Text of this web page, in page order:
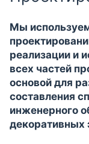
Мы
реализации и
всех частей
основой для
составления
инженерного
декоративных